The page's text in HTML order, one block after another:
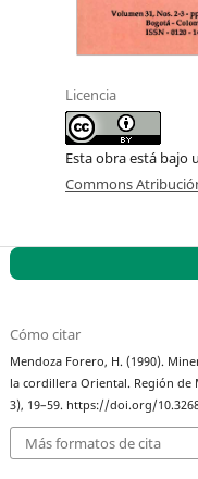
Licencia
Esta obra está bajo
Commons
Cómo citar
Mendoza Forero, H. (1990).
la cordillera Oriental. Región
3), 19–59. https://doi.org/
Más formatos de cita